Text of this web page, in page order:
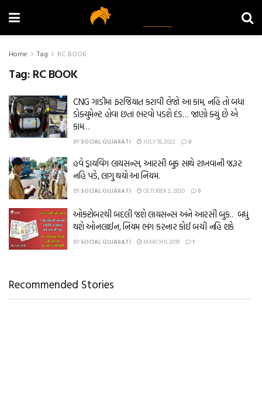
Home Tag RC BOOK
Tag: RC BOOK
CNG ગાડીમાં ફરજિયાત કરાવી લેજો આ કામ, નહિ તો બધા
ડોક્યુમેન્ટ હોવા છતાં ભરવો પડશે દંડ… જાણો ક્યું છે એ
કામ…
BY SOCIAL GUJARATI JULY 18, 2022 0
હવે ડ્રાયવિંગ લાયસન્સ, આરસી બુક સાથે રાખવાની જરૂર
નહિ પડે, લાગુ થયો આ નિયમ.
BY SOCIAL GUJARATI OCTOBER 2, 2020 0
ઓક્ટોબરથી બદલી જશે લાયસન્સ અને આરસી બુક.. બધું
થશે ઓનલાઈન, નિયમ ભંગ કરનાર કોઈ બચી નહિ શકે
BY SOCIAL GUJARATI MARCH 9, 2019 1
Recommended Stories